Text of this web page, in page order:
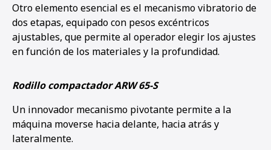
Otro elemento esencial es el mecanismo vibratorio de
dos etapas, equipado con pesos excéntricos
ajustables, que permite al operador elegir los ajustes
en función de los materiales y la profundidad.
Rodillo compactador ARW 65-S
Un innovador mecanismo pivotante permite a la
máquina moverse hacia delante, hacia atrás y
lateralmente.